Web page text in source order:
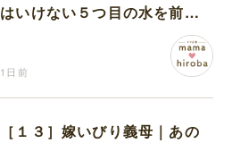
はいけない５つ目の水を前に
1日前
［１３］嫁いびり義母｜あの